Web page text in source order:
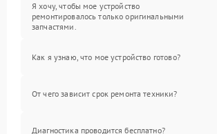
Я хочу, чтобы мое устройство
ремонтировалось только оригинальными
запчастями.
Как я узнаю, что мое устройство готово?
От чего зависит срок ремонта техники?
Диагностика проводится бесплатно?